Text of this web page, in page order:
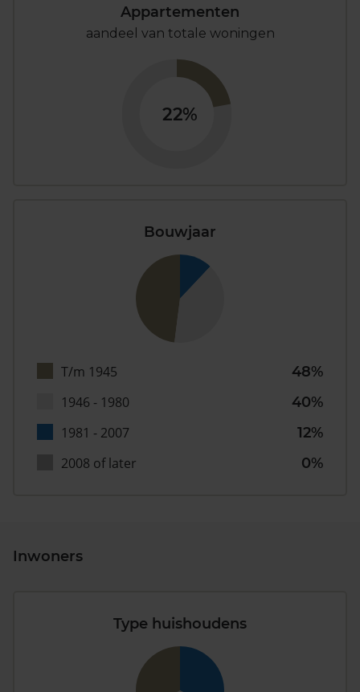
Appartementen
aandeel van totale woningen
22%
Bouwjaar
T/m 1945
48%
1946 - 1980
40%
1981 - 2007
12%
2008 of later
0%
Inwoners
Type huishoudens